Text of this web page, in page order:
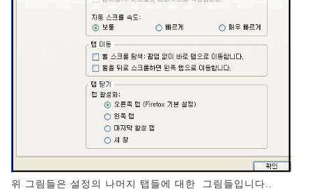
위 그림들은 설정의 나머지 탭들에 대한 그림들입니다..